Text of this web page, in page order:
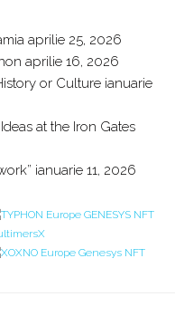
aprilie 25, 2026
aprilie 16, 2026
or Culture ianuarie
at the Iron Gates
ianuarie 11, 2026